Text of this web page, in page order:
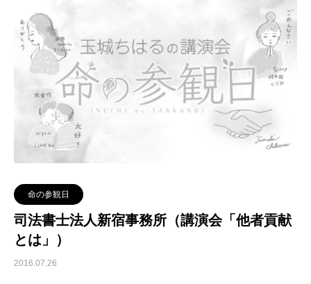
命の参観日
司法書士法人新宿事務所（講演会「他者貢献
とは」）
2016.07.26